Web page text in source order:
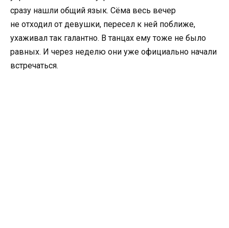
сразу нашли общий язык. Сёма весь вечер
не отходил от девушки, пересел к ней поближе,
ухаживал так галантно. В танцах ему тоже не было
равных. И через неделю они уже официально начали
встречаться.